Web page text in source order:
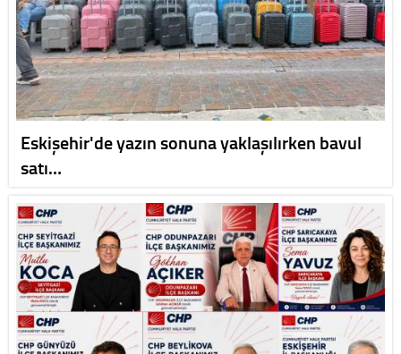
Eskişehir'de yazın sonuna yaklaşılırken bavul
satı…